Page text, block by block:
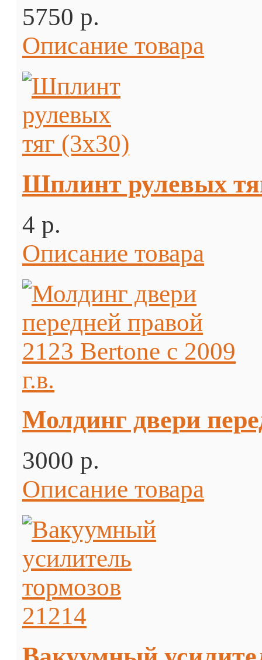
5750 p.
Описание товара
Шплинт рулевых
4 p.
Описание товара
Молдинг двери
3000 p.
Описание товара